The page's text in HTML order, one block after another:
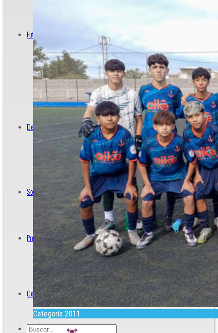
Fútbol
Plantel Profesional
Profesional
Formativas
Femenino
Senior
Deportes
Socios
Prensa
Acreditaciones
Contacto
Categoría 2011